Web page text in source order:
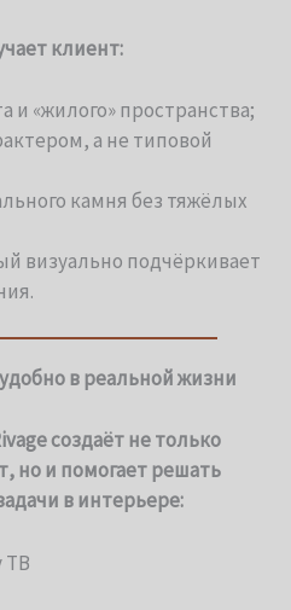
клиент:
«жилого» пространства;
а не типовой
камня без тяжёлых
визуально подчёркивает
в реальной жизни
создаёт не только
но и помогает решать
в интерьере:
ТВ